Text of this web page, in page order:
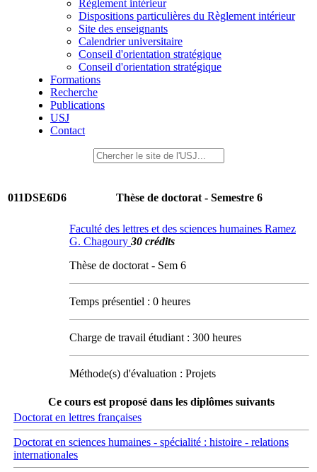
Règlement intérieur
Dispositions particulières du Règlement intérieur
Site des enseignants
Calendrier universitaire
Conseil d'orientation stratégique
Conseil d'orientation stratégique
Formations
Recherche
Publications
USJ
Contact
011DSE6D6 Thèse de doctorat - Semestre 6
Faculté des lettres et des sciences humaines Ramez
G. Chagoury 30 crédits
Thèse de doctorat - Sem 6
Temps présentiel : 0 heures
Charge de travail étudiant : 300 heures
Méthode(s) d'évaluation : Projets
Ce cours est proposé dans les diplômes suivants
Doctorat en lettres françaises
Doctorat en sciences humaines - spécialité : histoire - relations
internationales